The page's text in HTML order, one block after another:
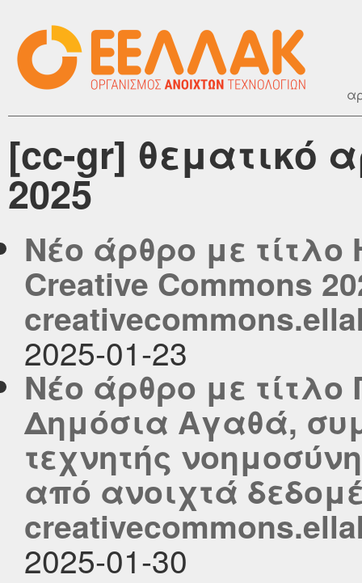
[cc-gr] θεματικό
2025
Νέο άρθρο με τίτλο
Creative Commons
2025-01-23
Νέο άρθρο με
Δημόσια Αγαθά,
τεχνητής
από ανοιχτά
2025-01-30